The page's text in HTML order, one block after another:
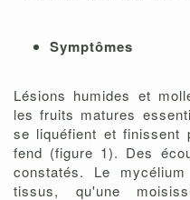
Symptômes
Lésions humides et
les fruits matures
se liquéfient et finissent
fend (figure 1). Des
constatés. Le
tissus, qu'une